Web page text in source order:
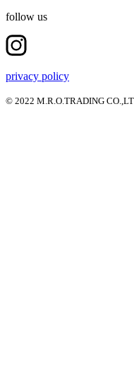
follow us
privacy policy
© 2022 M.R.O.TRADING